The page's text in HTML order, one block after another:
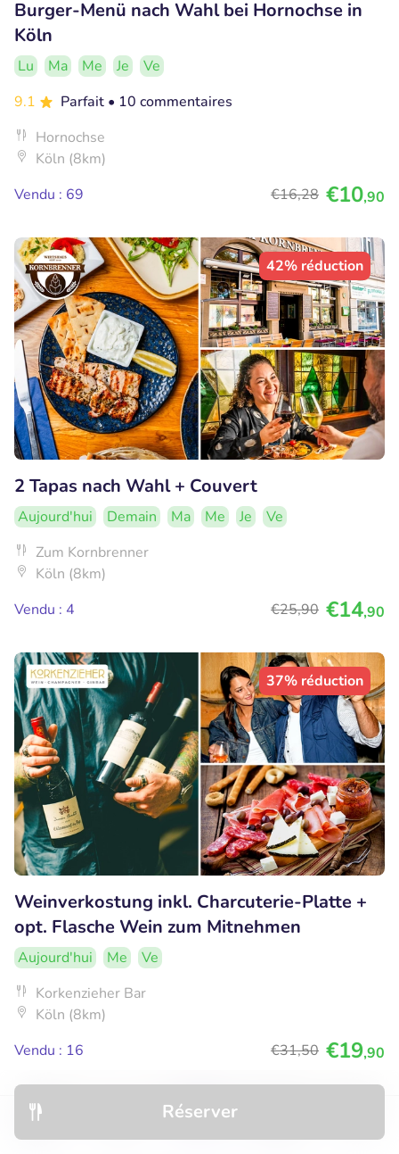
Réserver
Burger-Menü nach Wahl bei Hornochse in
Köln
Lu Ma Me Je
Ve
9.1
Parfait • 10 commentaires
Hornochse
Köln (8km)
Vendu : 69
€16,28 €10,90
42% réduction
2 Tapas nach Wahl + Couvert
Aujourd'hui Demain Ma Me Je
Ve
Zum Kornbrenner
Köln (8km)
Vendu : 4
€25,90 €14,90
37% réduction
Weinverkostung inkl. Charcuterie-Platte +
opt. Flasche Wein zum Mitnehmen
Aujourd'hui Me
Ve
Korkenzieher Bar
Köln (8km)
Vendu : 16
€31,50 €19,90